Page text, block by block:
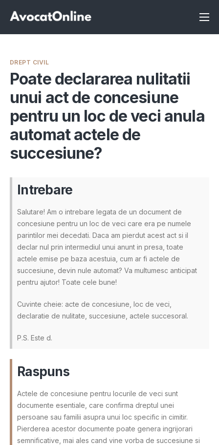
Înscrie-te ca avocat
Servicii
Despre noi
Programeaza consultanta
Intrebari
DREPT CIVIL
Poate declararea nulitatii
unui act de concesiune
pentru un loc de veci anula
automat actele de
succesiune?
Intrebare
Salutare! Am o intrebare legata de un document de
concesiune pentru un loc de veci care era pe numele
parintilor mei decedati. Daca am pierdut acest act si il
declar nul prin intermediul unui anunt in presa, toate
actele emise pe baza acestuia, cum ar fi actele de
succesiune, devin nule automat? Va multumesc anticipat
pentru ajutor! Toate cele bune!
Cuvinte cheie: acte de concesiune, loc de veci,
declaratie de nulitate, succesiune, actele succesoral.
P.S. Este d.
Raspuns
Actele de concesiune pentru locurile de veci sunt
documente esentiale, care confirma dreptul unei
persoane sau familii asupra unui loc specific in cimitir.
Pierderea acestor documente poate genera ingrijorari
semnificative, mai ales cand vine vorba de succesiune si